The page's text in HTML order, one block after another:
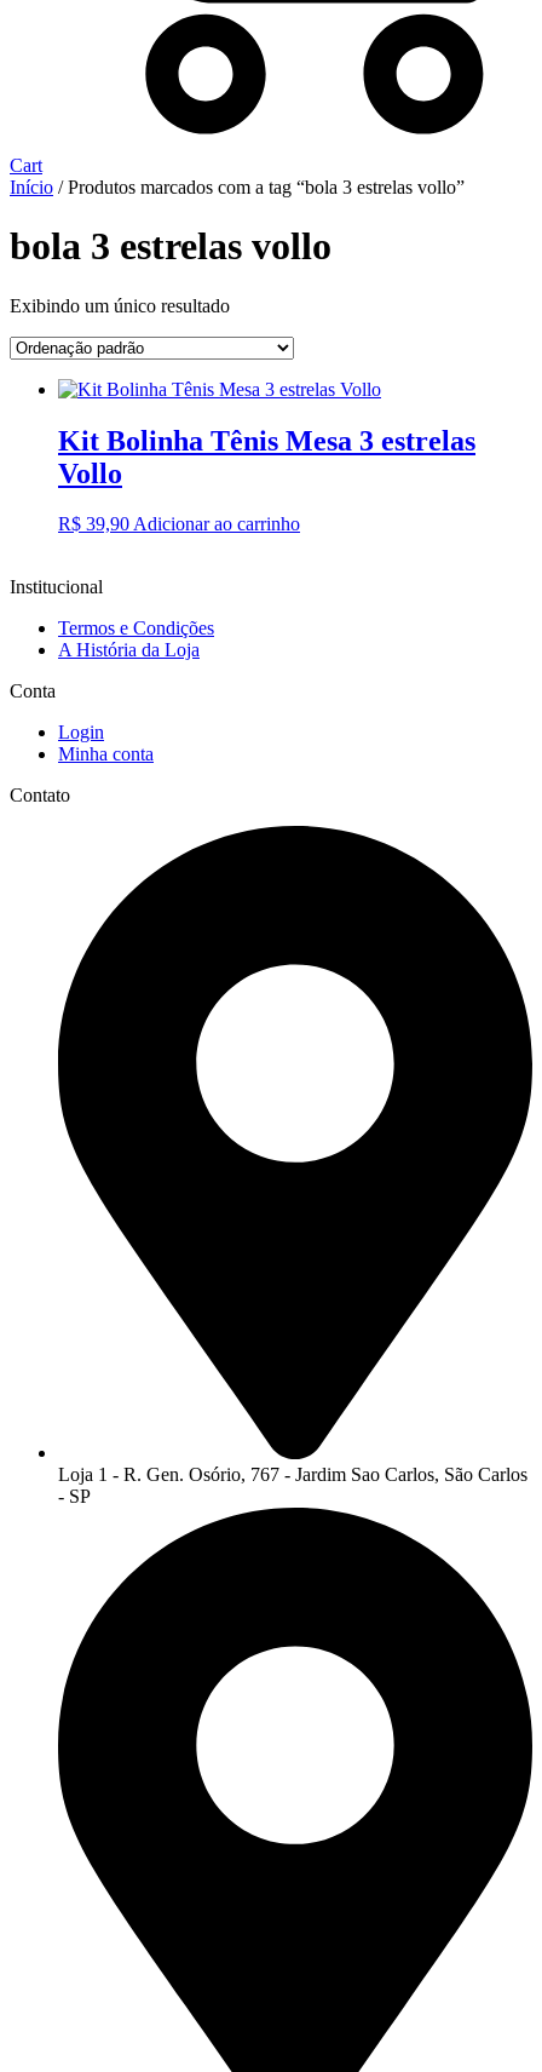
Cart
Início / Produtos marcados com a tag “bola 3 estrelas vollo”
bola 3 estrelas vollo
Exibindo um único resultado
Kit Bolinha Tênis Mesa 3 estrelas
Vollo
R$ 39,90Adicionar ao carrinho
Institucional
Termos e Condições
A História da Loja
Conta
Login
Minha conta
Contato
Loja 1 - R. Gen. Osório, 767 - Jardim Sao Carlos, São Carlos
- SP